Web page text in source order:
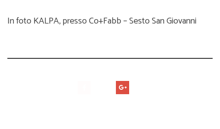
In foto KALPA, presso Co+Fabb – Sesto San Giovanni